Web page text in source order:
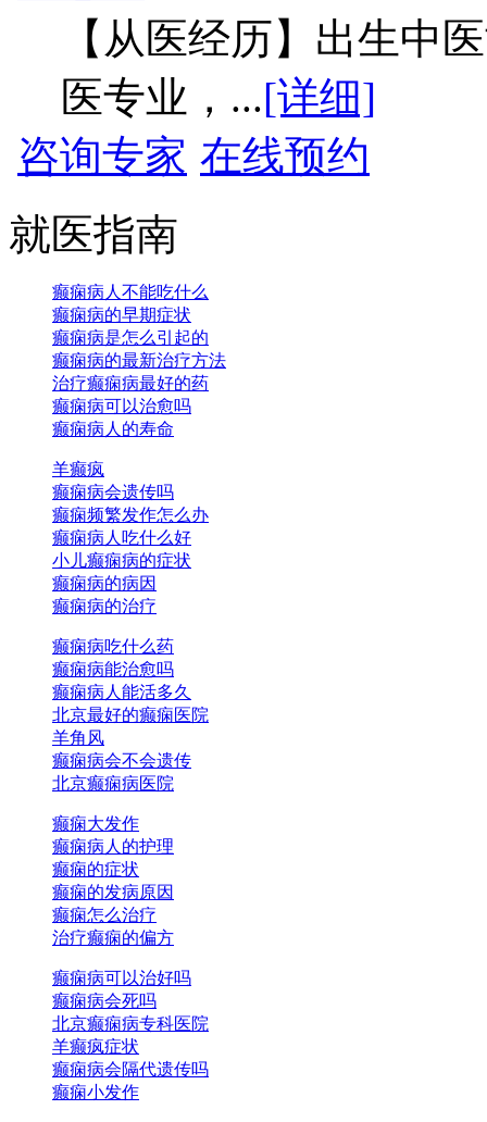
【从医经历】出生中
医专业，...[详细]
咨询专家 在线预约
就医指南
癫痫病人不能吃什么
癫痫病的早期症状
癫痫病是怎么引起的
癫痫病的最新治疗方法
治疗癫痫病最好的药
癫痫病可以治愈吗
癫痫病人的寿命
羊癫疯
癫痫病会遗传吗
癫痫频繁发作怎么办
癫痫病人吃什么好
小儿癫痫病的症状
癫痫病的病因
癫痫病的治疗
癫痫病吃什么药
癫痫病能治愈吗
癫痫病人能活多久
北京最好的癫痫医院
羊角风
癫痫病会不会遗传
北京癫痫病医院
癫痫大发作
癫痫病人的护理
癫痫的症状
癫痫的发病原因
癫痫怎么治疗
治疗癫痫的偏方
癫痫病可以治好吗
癫痫病会死吗
北京癫痫病专科医院
羊癫疯症状
癫痫病会隔代遗传吗
癫痫小发作